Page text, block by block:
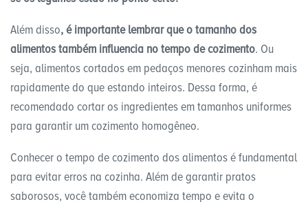
Além disso, é importante lembrar que o tamanho dos
alimentos também influencia no tempo de cozimento. Ou
seja, alimentos cortados em pedaços menores cozinham mais
rapidamente do que estando inteiros. Dessa forma, é
recomendado cortar os ingredientes em tamanhos uniformes
para garantir um cozimento homogêneo.
Conhecer o tempo de cozimento dos alimentos é fundamental
para evitar erros na cozinha. Além de garantir pratos
saborosos, você também economiza tempo e evita o